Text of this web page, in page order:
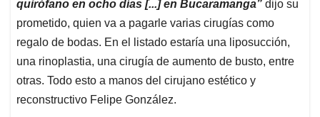
quirófano en ocho días [...] en Bucaramanga” dijo su
prometido, quien va a pagarle varias cirugías como
regalo de bodas. En el listado estaría una liposucción,
una rinoplastia, una cirugía de aumento de busto, entre
otras. Todo esto a manos del cirujano estético y
reconstructivo Felipe González.